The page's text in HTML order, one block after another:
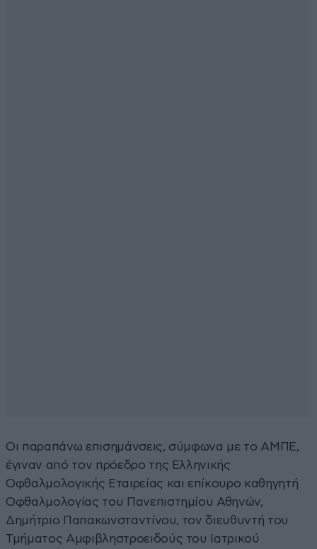
Οι παραπάνω επισημάνσεις, σύμφωνα με το ΑΜΠΕ,
έγιναν από τον πρόεδρο της Ελληνικής
Οφθαλμολογικής Εταιρείας και επίκουρο καθηγητή
Οφθαλμολογίας του Πανεπιστημίου Αθηνών,
Δημήτριο Παπακωνσταντίνου, τον διευθυντή του
Τμήματος Αμφιβληστροειδούς του Ιατρικού